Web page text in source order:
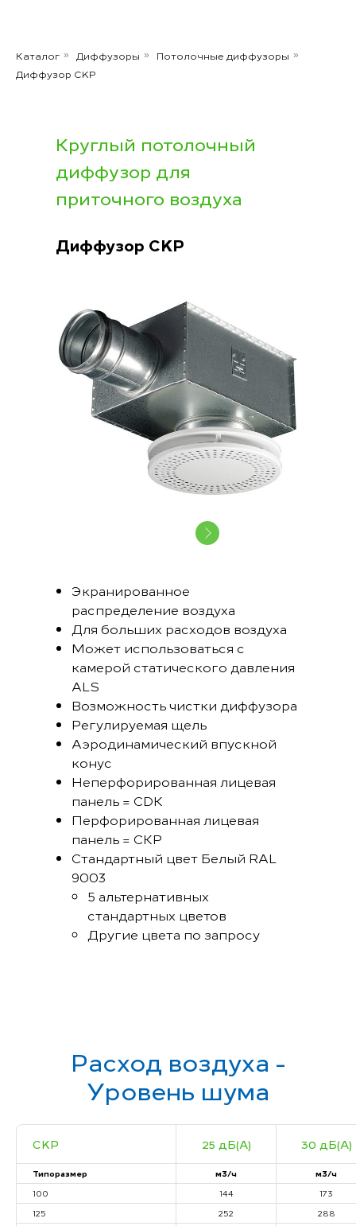
Каталог » Диффузоры » Потолочные диффузоры »
Диффузор CKP
Круглый потолочный
диффузор для
приточного воздуха
Диффузор CKP
Экранированное
распределение воздуха
Для больших расходов воздуха
Может использоваться с
камерой статического давления
ALS
Возможность чистки диффузора
Регулируемая щель
Аэродинамический впускной
конус
Неперфорированная лицевая
панель = CDК
Перфорированная лицевая
панель = CКР
Стандартный цвет Белый RAL
9003
5 альтернативных
стандартных цветов
Другие цвета по запросу
Расход воздуха -
Уровень шума
CKP 25 дБ(А) 30 дБ(А)
Типоразмер м3/ч
м3/ч
100
144
173
125
252
288